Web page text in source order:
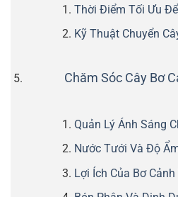
Thời Điểm Tối Ưu
Kỹ Thuật Chuyển
Chăm Sóc Cây Bơ
Quản Lý Ánh Sáng
Nước Tưới Và Độ
Lợi Ích Của Bơ